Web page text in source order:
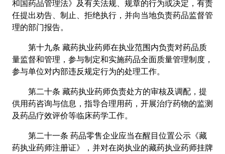
和国药品管理法》及有关法规、规章的行为或决定，有责
任提出劝告、制止、拒绝执行，并向当地负责药品监督管
理的部门报告。
第十九条 藏药执业药师在执业范围内负责对药品质
量监督和管理，参与制定和实施药品全面质量管理制度，
参与单位对内部违反规定行为的处理工作。
第二十条 藏药执业药师负责处方的审核及调配，提
供用药咨询与信息，指导合理用药，开展治疗药物的监测
及药品疗效评价等临床药学工作。
第二十一条 药品零售企业应当在醒目位置公示《藏
药执业药师注册证》，并对在岗执业的藏药执业药师挂牌